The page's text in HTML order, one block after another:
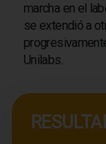
marcha en el
se extendió a
Unilabs.